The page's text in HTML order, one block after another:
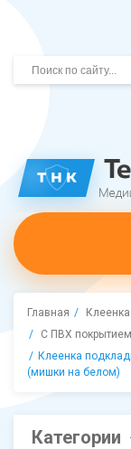
Главная
С ПВХ покрытием
Клеенка
(мишки на белом)
Категории